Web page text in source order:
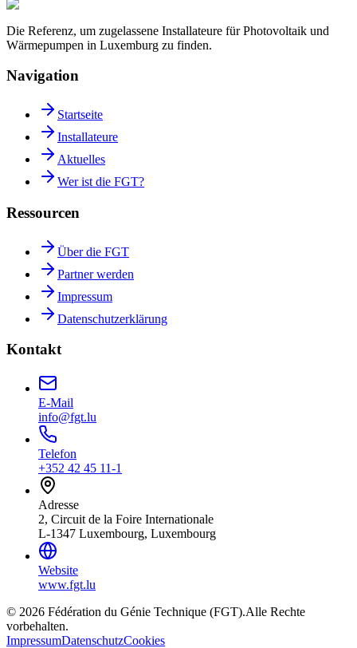
Die Referenz, um zugelassene Installateure für Photovoltaik und
Wärmepumpen in Luxemburg zu finden.
Navigation
Startseite
Installateure
Aktuelles
Wer ist die FGT?
Ressourcen
Über die FGT
Partner werden
Impressum
Datenschutzerklärung
Kontakt
E-Mail
info@fgt.lu
Telefon
+352 42 45 11-1
Adresse
2, Circuit de la Foire Internationale
L-1347 Luxembourg, Luxembourg
Website
www.fgt.lu
© 2026 Fédération du Génie Technique (FGT).Alle Rechte
vorbehalten.
ImpressumDatenschutzCookies